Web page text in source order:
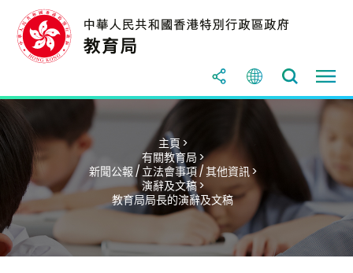
主頁 >
有關教育局 >
新聞公報 / 立法會事項 / 其他資訊 >
演辭及文稿 >
教育局局長的演辭及文稿